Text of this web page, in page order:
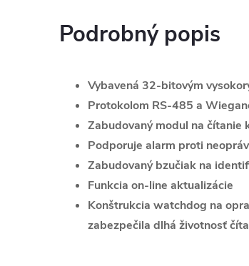
Podrobný popis
Vybavená 32-bitovým
Protokolom RS-485 a
Zabudovaný modul na
Podporuje alarm proti
Zabudovaný bzučiak na
Funkcia on-line aktualizácie
Konštrukcia watchdog na
zabezpečila dlhá životnosť